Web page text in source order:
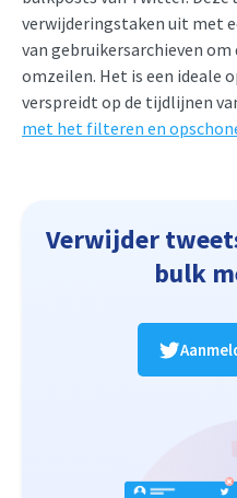
verwijderingstaken uit met
van gebruikersarchieven
omzeilen. Het is een ideale
verspreidt op de tijdlijnen
met het filteren en
Verwijder
bulk